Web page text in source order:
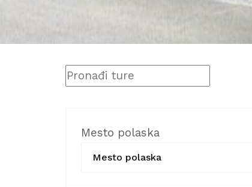
Mesto polaska
Mesto polaska